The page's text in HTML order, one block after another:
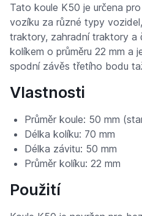
Tato koule K50 je určena
vozíku za různé typy
traktory, zahradní traktory a
kolíkem o průměru 22 mm a
spodní závěs třetího bodu
Vlastnosti
Průměr koule: 50 mm
Délka kolíku: 70 mm
Délka závitu: 50 mm
Průměr kolíku: 22 mm
Použití